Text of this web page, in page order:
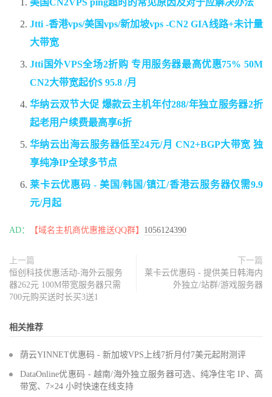
Jtti -香港vps/美国vps/新加坡vps -CN2 GIA线路+未计量
大带宽
Jtti国外VPS全场2折购 专用服务器最高优惠75% 50M
CN2大带宽起价$ 95.8 /月
华纳云双节大促 爆款云主机年付288/年独立服务器2折
起老用户续费最高享6折
华纳云出海云服务器低至24元/月 CN2+BGP大带宽 独
享纯净IP全球多节点
莱卡云优惠码 - 美国/韩国/镇江/香港云服务器仅需9.9
元/月起
AD： 【域名主机商优惠推送QQ群】 1056124390
上一篇
恒创科技优惠活动-海外云服务
器262元 100M带宽服务器只需
700元购买送时长买3送1
下一篇
莱卡云优惠码 - 提供美日韩海内
外独立/站群/游戏服务器
相关推荐
荫云YINNET优惠码 - 新加坡VPS上线7折月付7美元起附测评
DataOnline优惠码 - 越南/海外独立服务器可选、纯净住宅 IP、高
带宽、7×24 小时快速在线支持